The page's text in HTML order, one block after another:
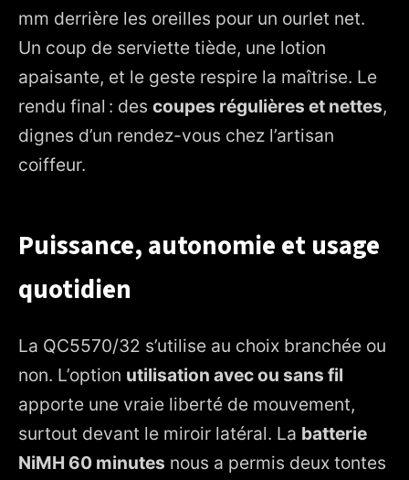
mm derrière les oreilles pour un ourlet net.
Un coup de serviette tiède, une lotion
apaisante, et le geste respire la maîtrise. Le
rendu final : des coupes régulières et nettes,
dignes d’un rendez-vous chez l’artisan
coiffeur.
Puissance, autonomie et usage
quotidien
La QC5570/32 s’utilise au choix branchée ou
non. L’option utilisation avec ou sans fil
apporte une vraie liberté de mouvement,
surtout devant le miroir latéral. La batterie
NiMH 60 minutes nous a permis deux tontes